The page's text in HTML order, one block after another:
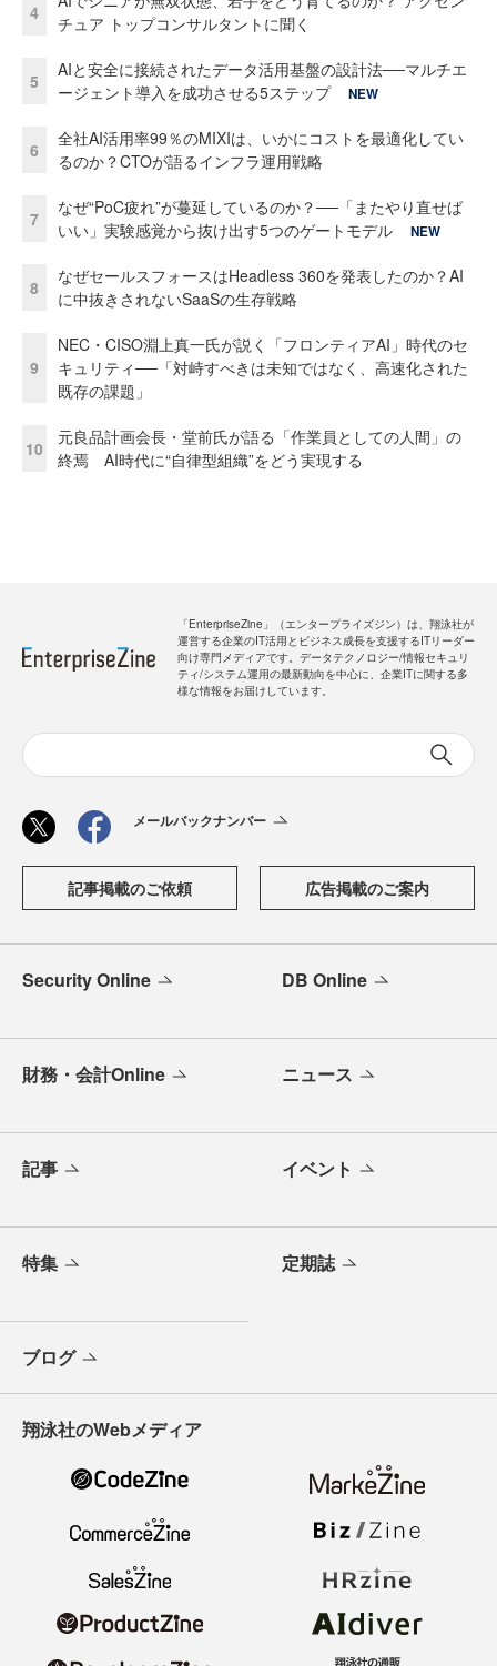
4
チュア トップコンサルタントに聞く
5
AIと安全に接続されたデータ活用基盤の設計法──マルチエ
ージェント導入を成功させる5ステップ
NEW
6
全社AI活用率99％のMIXIは、いかにコストを最適化してい
るのか？CTOが語るインフラ運用戦略
7
なぜ“PoC疲れ”が蔓延しているのか？──「またやり直せば
いい」実験感覚から抜け出す5つのゲートモデル
NEW
8
なぜセールスフォースはHeadless 360を発表したのか？AI
に中抜きされないSaaSの生存戦略
9
NEC・CISO淵上真一氏が説く「フロンティアAI」時代のセ
キュリティ──「対峙すべきは未知ではなく、高速化された
既存の課題」
10
元良品計画会長・堂前氏が語る「作業員としての人間」の
終焉 AI時代に“自律型組織”をどう実現する
「EnterpriseZine」（エンタープライズジン）は、翔泳社が
運営する企業のIT活用とビジネス成長を支援するITリーダー
向け専門メディアです。データテクノロジー/情報セキュリ
ティ/システム運用の最新動向を中心に、企業ITに関する多
様な情報をお届けしています。
メールバックナンバー
記事掲載のご依頼 広告掲載のご案内
Security Online DB Online
財務・会計Online ニュース
記事 イベント
特集 定期誌
ブログ
翔泳社のWebメディア